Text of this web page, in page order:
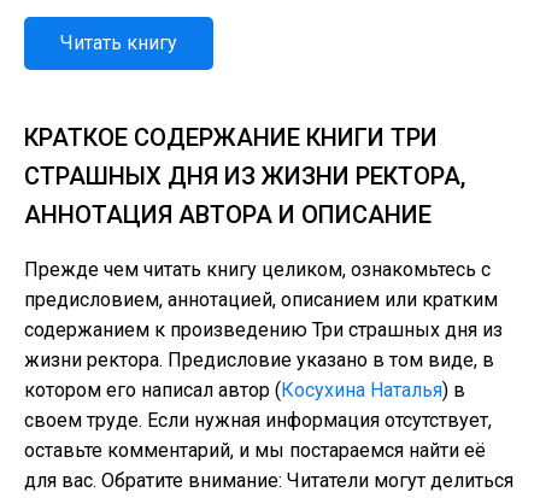
Читать книгу
КРАТКОЕ СОДЕРЖАНИЕ КНИГИ ТРИ
СТРАШНЫХ ДНЯ ИЗ ЖИЗНИ РЕКТОРА,
АННОТАЦИЯ АВТОРА И ОПИСАНИЕ
Прежде чем читать книгу целиком, ознакомьтесь с
предисловием, аннотацией, описанием или кратким
содержанием к произведению Три страшных дня из
жизни ректора. Предисловие указано в том виде, в
котором его написал автор (Косухина Наталья) в
своем труде. Если нужная информация отсутствует,
оставьте комментарий, и мы постараемся найти её
для вас. Обратите внимание: Читатели могут делиться